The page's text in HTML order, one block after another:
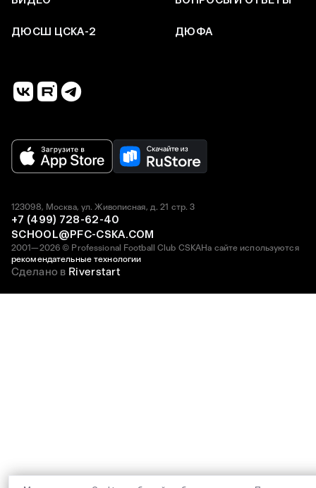
ДЮСШ ЦСКА-2 ДЮФА
2001—2026 © Professional Football Club CSKAНа сайте используются
рекомендательные технологии
123098, Москва, ул. Живописная, д. 21 стр. 3
+7 (499) 728-62-40
SCHOOL@PFC-CSKA.COM
Сделано в Riverstart